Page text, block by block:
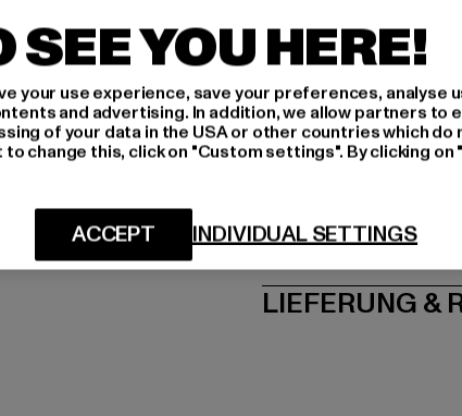
Art.Nr: A2642-09681
Hersteller: Levi
Leonardo Da
LIEFERUNG &
SEE YOU HERE!
your use experience, save your preferences, analyse
and advertising. In addition, we allow partners to
of your data in the USA or other countries which do
change this, click on "Custom settings". By clicking
INDIVIDUAL SETTINGS
ACCEPT